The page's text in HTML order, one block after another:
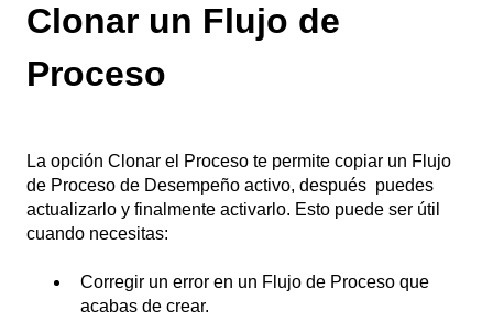
Clonar un Flujo de
Proceso
La opción Clonar el Proceso te permite copiar un Flujo
de Proceso de Desempeño activo, después puedes
actualizarlo y finalmente activarlo. Esto puede ser útil
cuando necesitas:
Corregir un error en un Flujo de Proceso que
acabas de crear.